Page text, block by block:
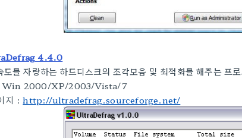
4.4.0
도를 자랑하는 하드디스크의 조각모음 및 최적화를 해주는 프
Win 2000/XP/2003/Vista/7
지 :http://ultradefrag.sourceforge.net/